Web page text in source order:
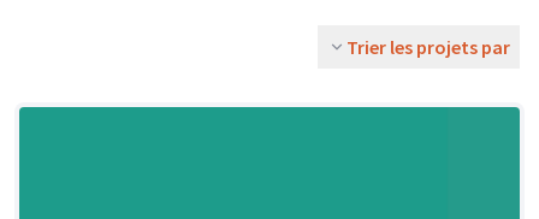
Trier les projets par